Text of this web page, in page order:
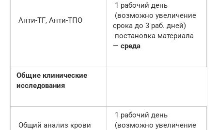
Анти-ТГ, Анти-ТПО
1 рабочий день
(возможно увеличение
срока до 3 раб. дней)
постановка материала
— среда
Общие клинические
исследования
Общий анализ крови
1 рабочий день
(возможно увеличение